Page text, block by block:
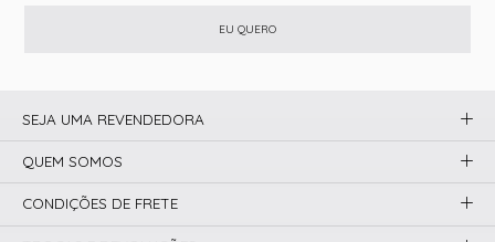
EU QUERO
SEJA UMA REVENDEDORA
QUEM SOMOS
CONDIÇÕES DE FRETE